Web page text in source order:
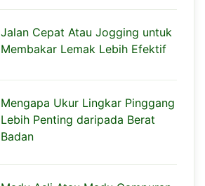
Jalan Cepat Atau Jogging untuk
Membakar Lemak Lebih Efektif
Mengapa Ukur Lingkar Pinggang
Lebih Penting daripada Berat
Badan